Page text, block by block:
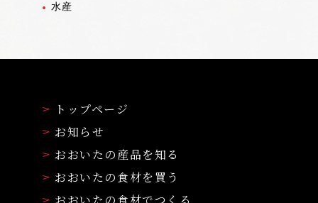
水産
トップページ
お知らせ
おおいたの産品を知る
おおいたの食材を買う